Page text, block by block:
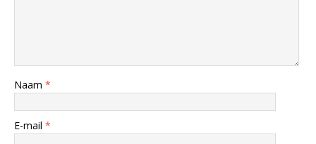
Naam *
E-mail *